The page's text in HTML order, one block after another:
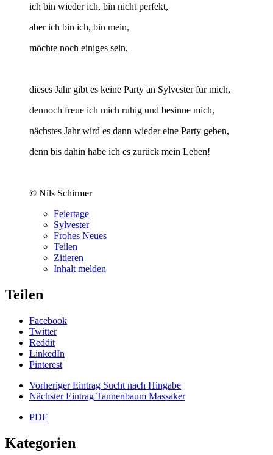
ich bin wieder ich, bin nicht perfekt,
aber ich bin ich, bin mein,
möchte noch einiges sein,
dieses Jahr gibt es keine Party an Sylvester für mich,
dennoch freue ich mich ruhig und besinne mich,
nächstes Jahr wird es dann wieder eine Party geben,
denn bis dahin habe ich es zurück mein Leben!
© Nils Schirmer
Feiertage
Sylvester
Frohes Neues
Teilen
Zitieren
Inhalt melden
Teilen
Facebook
Twitter
Reddit
LinkedIn
Pinterest
Vorheriger Eintrag Sucht nach Hingabe
Nächster Eintrag Tannenbaum Massaker
PDF
Kategorien